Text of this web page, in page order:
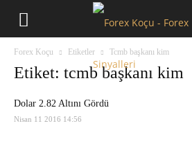
Forex Koçu Etiketler Tcmb başkanı kim
Etiket: tcmb başkanı kim
Dolar 2.82 Altını Gördü
Nisan 11 2016 14:56